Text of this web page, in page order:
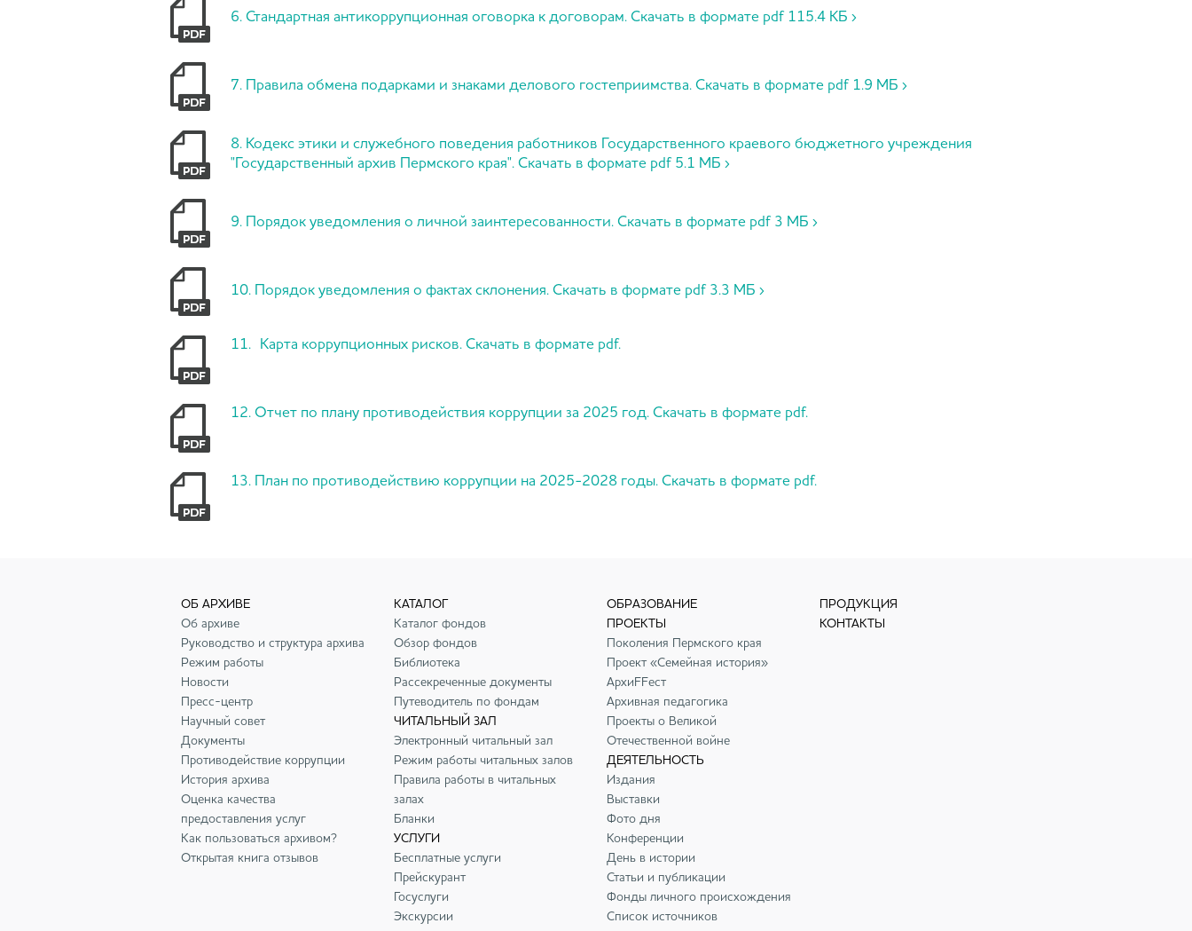
6. Стандартная антикоррупционная оговорка к договорам. Скачать в формате pdf 115.4 КБ ›
7. Правила обмена подарками и знаками делового гостеприимства. Скачать в формате pdf 1.9 МБ ›
8. Кодекс этики и служебного поведения работников Государственного краевого бюджетного учреждения
"Государственный архив Пермского края". Скачать в формате pdf 5.1 МБ ›
9. Порядок уведомления о личной заинтересованности. Скачать в формате pdf 3 МБ ›
10. Порядок уведомления о фактах склонения. Скачать в формате pdf 3.3 МБ ›
11. Карта коррупционных рисков. Скачать в формате pdf.
12. Отчет по плану противодействия коррупции за 2025 год. Скачать в формате pdf.
13. План по противодействию коррупции на 2025-2028 годы. Скачать в формате pdf.
ОБ АРХИВЕ
Об архиве
Руководство и структура архива
Режим работы
Новости
Пресс-центр
Научный совет
Документы
Противодействие коррупции
История архива
Оценка качества
предоставления услуг
Как пользоваться архивом?
Открытая книга отзывов
КАТАЛОГ
Каталог фондов
Обзор фондов
Библиотека
Рассекреченные документы
Путеводитель по фондам
ЧИТАЛЬНЫЙ ЗАЛ
Электронный читальный зал
Режим работы читальных залов
Правила работы в читальных
залах
Бланки
УСЛУГИ
Бесплатные услуги
Прейскурант
Госуслуги
Экскурсии
ОБРАЗОВАНИЕ
ПРОЕКТЫ
Поколения Пермского края
Проект «Семейная история»
АрхиFFест
Архивная педагогика
Проекты о Великой
Отечественной войне
ДЕЯТЕЛЬНОСТЬ
Издания
Выставки
Фото дня
Конференции
День в истории
Статьи и публикации
Фонды личного происхождения
Список источников
ПРОДУКЦИЯ
КОНТАКТЫ